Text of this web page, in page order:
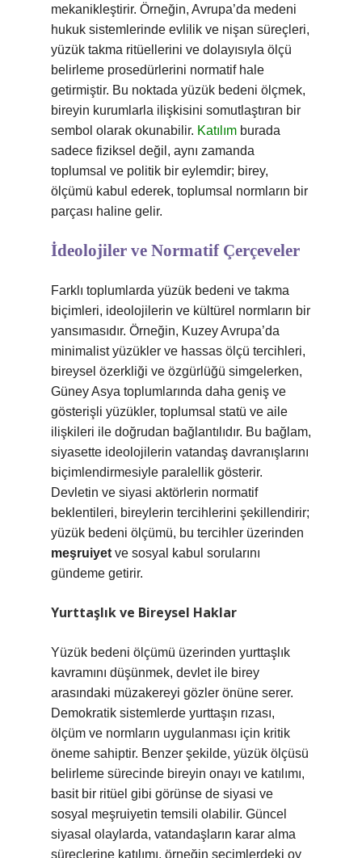
mekanikleştirir. Örneğin, Avrupa’da medeni
hukuk sistemlerinde evlilik ve nişan süreçleri,
yüzük takma ritüellerini ve dolayısıyla ölçü
belirleme prosedürlerini normatif hale
getirmiştir. Bu noktada yüzük bedeni ölçmek,
bireyin kurumlarla ilişkisini somutlaştıran bir
sembol olarak okunabilir. Katılım burada
sadece fiziksel değil, aynı zamanda
toplumsal ve politik bir eylemdir; birey,
ölçümü kabul ederek, toplumsal normların bir
parçası haline gelir.
İdeolojiler ve Normatif Çerçeveler
Farklı toplumlarda yüzük bedeni ve takma
biçimleri, ideolojilerin ve kültürel normların bir
yansımasıdır. Örneğin, Kuzey Avrupa’da
minimalist yüzükler ve hassas ölçü tercihleri,
bireysel özerkliği ve özgürlüğü simgelerken,
Güney Asya toplumlarında daha geniş ve
gösterişli yüzükler, toplumsal statü ve aile
ilişkileri ile doğrudan bağlantılıdır. Bu bağlam,
siyasette ideolojilerin vatandaş davranışlarını
biçimlendirmesiyle paralellik gösterir.
Devletin ve siyasi aktörlerin normatif
beklentileri, bireylerin tercihlerini şekillendirir;
yüzük bedeni ölçümü, bu tercihler üzerinden
meşruiyet ve sosyal kabul sorularını
gündeme getirir.
Yurttaşlık ve Bireysel Haklar
Yüzük bedeni ölçümü üzerinden yurttaşlık
kavramını düşünmek, devlet ile birey
arasındaki müzakereyi gözler önüne serer.
Demokratik sistemlerde yurttaşın rızası,
ölçüm ve normların uygulanması için kritik
öneme sahiptir. Benzer şekilde, yüzük ölçüsü
belirleme sürecinde bireyin onayı ve katılımı,
basit bir ritüel gibi görünse de siyasi ve
sosyal meşruiyetin temsili olabilir. Güncel
siyasal olaylarda, vatandaşların karar alma
süreçlerine katılımı, örneğin seçimlerdeki oy